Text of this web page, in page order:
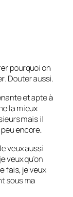
pourquoi on
Douter aussi.
et apte à
la mieux
mais il
encore.
veux aussi
veux qu’on
fais, je veux
sous ma